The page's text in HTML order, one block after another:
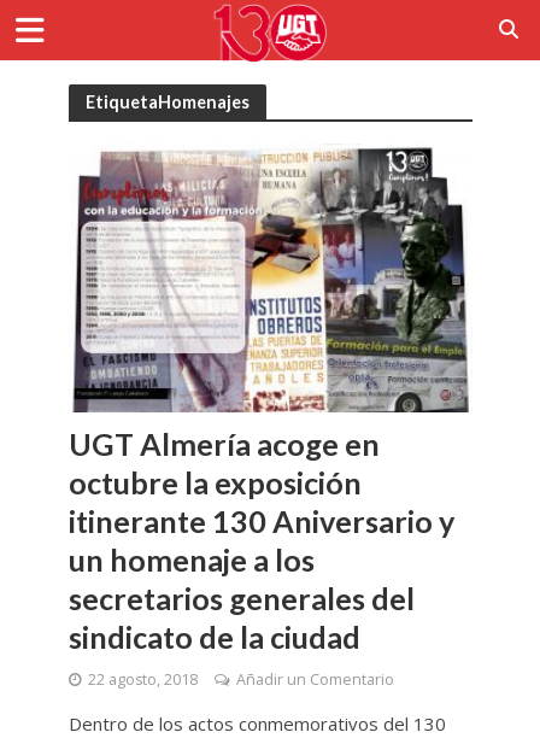
EtiquetaHomenajes
UGT Almería acoge en
octubre la exposición
itinerante 130 Aniversario y
un homenaje a los
secretarios generales del
sindicato de la ciudad
22 agosto, 2018 Añadir un Comentario
Dentro de los actos conmemorativos del 130